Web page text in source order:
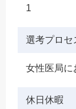
1
選考プロセ
女性医局に
休日休暇